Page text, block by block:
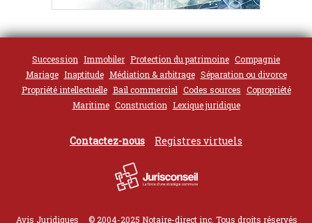
Succession Immobiler Protection du patrimoine Compagnie
Mariage Inaptitude Médiation & arbitrage Séparation ou divorce
Propriété intellectuelle Bail commercial Codes sources Copropriété
Maritime Construction Lexique juridique
Contactez-nous Registres virtuels
Avis Juridiques © 2004-2025 Notaire-direct inc. Tous droits réservés